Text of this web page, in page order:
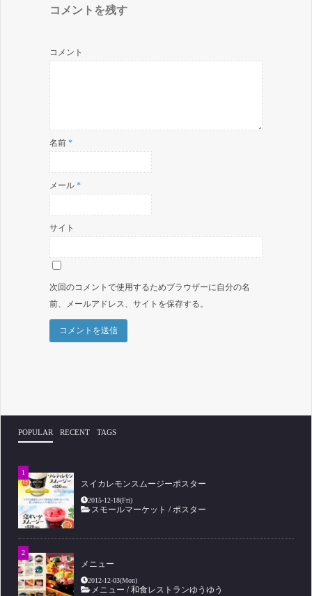
コメントを残す
コメント
名前 *
メール *
サイト
次回のコメントで使用するためブラウザーに自分の名
前、メールアドレス、サイトを保存する。
POPULAR RECENT TAGS
スイカレモンスムージーポスター
2015-12-18(Fri)
スモールマーケット /ポスター
メニュー
2012-12-03(Mon)
メニュー /和食レストランゆうゆう